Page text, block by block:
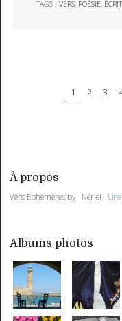
TAGS :VERS, POÉSIE,
1 2 3
À propos
Vers Éphémères by Nériel
Albums photos